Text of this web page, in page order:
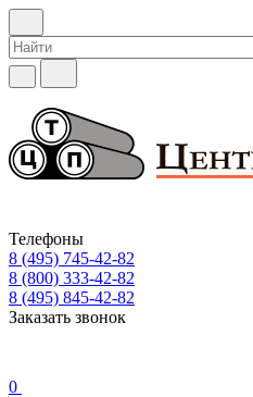
Телефоны
8 (495) 745-42-82
8 (800) 333-42-82
8 (495) 845-42-82
Заказать звонок
0